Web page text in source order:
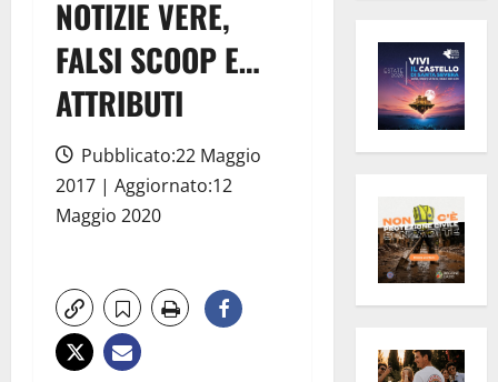
NOTIZIE VERE,
FALSI SCOOP E…
ATTRIBUTI
Pubblicato:22 Maggio
2017 | Aggiornato:12
Maggio 2020